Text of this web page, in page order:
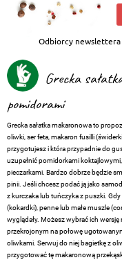
Odbiorcy
Grecka
pomidorami
Grecka sałatka makaronowa to
oliwki, ser feta, makaron fusilli
przygotujesz i która przypadnie do
uzupełnić pomidorkami
pieczarkami. Bardzo dobrze będzie
pinii. Jeśli chcesz podać ją jako
z kurczaka lub tuńczyka z puszki.
(kokardki), penne lub małe muszle
wyglądały. Możesz wybrać ich
przekrojonym na połowę
oliwkami. Serwuj do niej bagietkę z
przygotować tę makaronową